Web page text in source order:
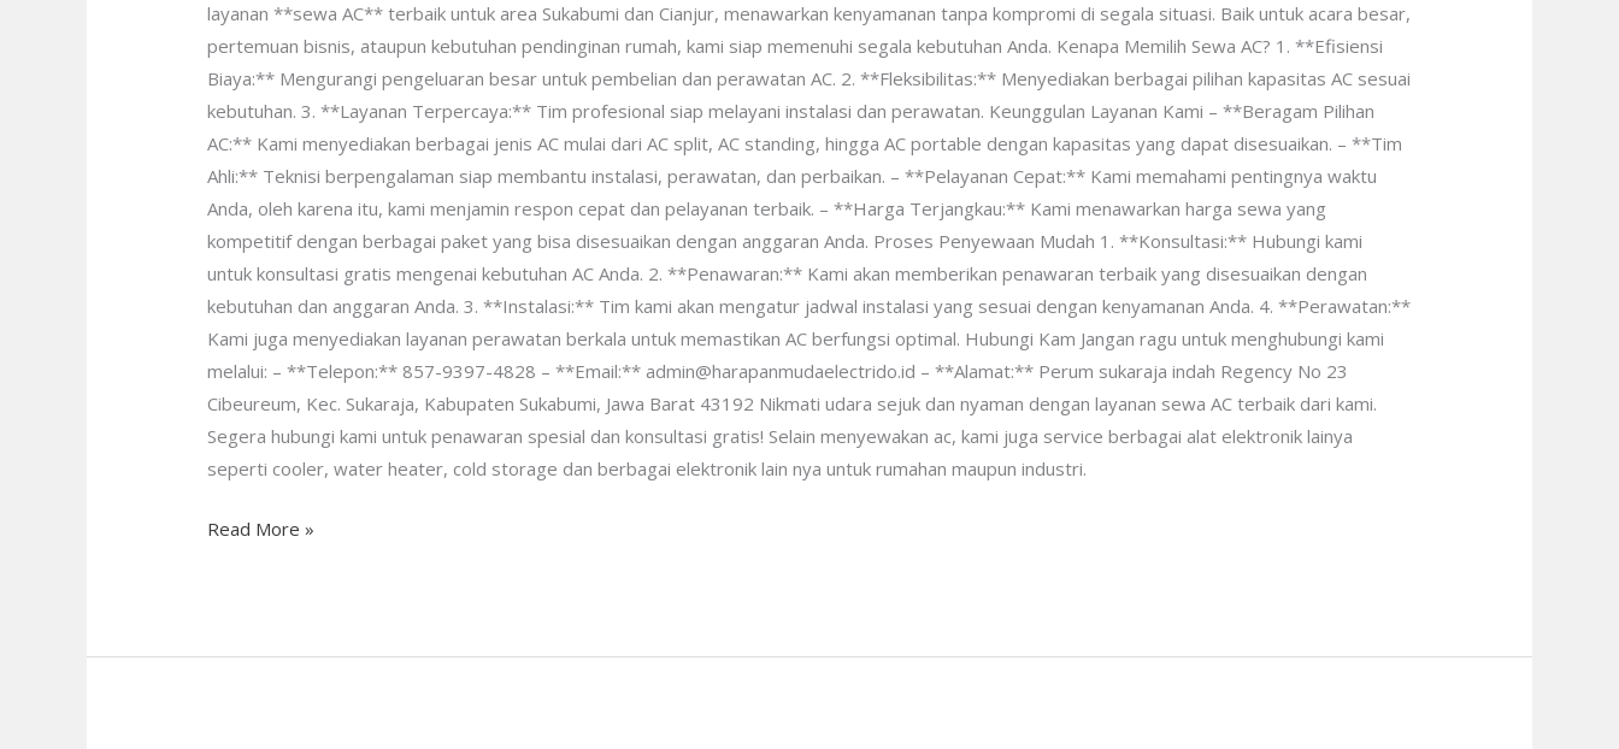
layanan **sewa AC** terbaik untuk area Sukabumi dan Cianjur, menawarkan kenyamanan tanpa kompromi di segala situasi. Baik untuk acara besar,
pertemuan bisnis, ataupun kebutuhan pendinginan rumah, kami siap memenuhi segala kebutuhan Anda. Kenapa Memilih Sewa AC? 1. **Efisiensi
Biaya:** Mengurangi pengeluaran besar untuk pembelian dan perawatan AC. 2. **Fleksibilitas:** Menyediakan berbagai pilihan kapasitas AC sesuai
kebutuhan. 3. **Layanan Terpercaya:** Tim profesional siap melayani instalasi dan perawatan. Keunggulan Layanan Kami – **Beragam Pilihan
AC:** Kami menyediakan berbagai jenis AC mulai dari AC split, AC standing, hingga AC portable dengan kapasitas yang dapat disesuaikan. – **Tim
Ahli:** Teknisi berpengalaman siap membantu instalasi, perawatan, dan perbaikan. – **Pelayanan Cepat:** Kami memahami pentingnya waktu
Anda, oleh karena itu, kami menjamin respon cepat dan pelayanan terbaik. – **Harga Terjangkau:** Kami menawarkan harga sewa yang
kompetitif dengan berbagai paket yang bisa disesuaikan dengan anggaran Anda. Proses Penyewaan Mudah 1. **Konsultasi:** Hubungi kami
untuk konsultasi gratis mengenai kebutuhan AC Anda. 2. **Penawaran:** Kami akan memberikan penawaran terbaik yang disesuaikan dengan
kebutuhan dan anggaran Anda. 3. **Instalasi:** Tim kami akan mengatur jadwal instalasi yang sesuai dengan kenyamanan Anda. 4. **Perawatan:**
Kami juga menyediakan layanan perawatan berkala untuk memastikan AC berfungsi optimal. Hubungi Kam Jangan ragu untuk menghubungi kami
melalui: – **Telepon:** 857-9397-4828 – **Email:** admin@harapanmudaelectrido.id – **Alamat:** Perum sukaraja indah Regency No 23
Cibeureum, Kec. Sukaraja, Kabupaten Sukabumi, Jawa Barat 43192 Nikmati udara sejuk dan nyaman dengan layanan sewa AC terbaik dari kami.
Segera hubungi kami untuk penawaran spesial dan konsultasi gratis! Selain menyewakan ac, kami juga service berbagai alat elektronik lainya
seperti cooler, water heater, cold storage dan berbagai elektronik lain nya untuk rumahan maupun industri.
Read More »